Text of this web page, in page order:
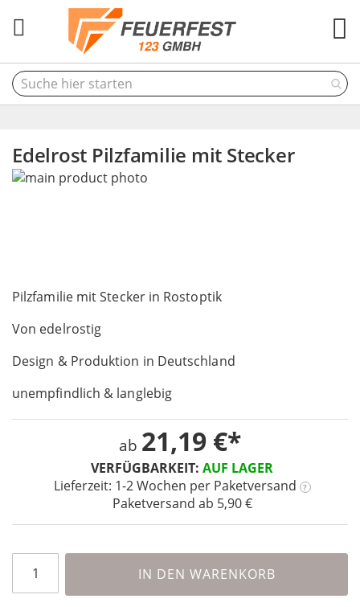
Edelrost Pilzfamilie mit Stecker
Pilzfamilie mit Stecker in Rostoptik
Von edelrostig
Design & Produktion in Deutschland
unempfindlich & langlebig
VERFÜGBARKEIT: AUF LAGER
Lieferzeit: 1-2 Wochen per Paketversand ?
Paketversand ab 5,90 €
ab 21,19 €
IN DEN WARENKORB
Skip
gallery
to
beginning
the
gallery